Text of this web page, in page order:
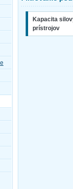
Kapacita
prístrojov